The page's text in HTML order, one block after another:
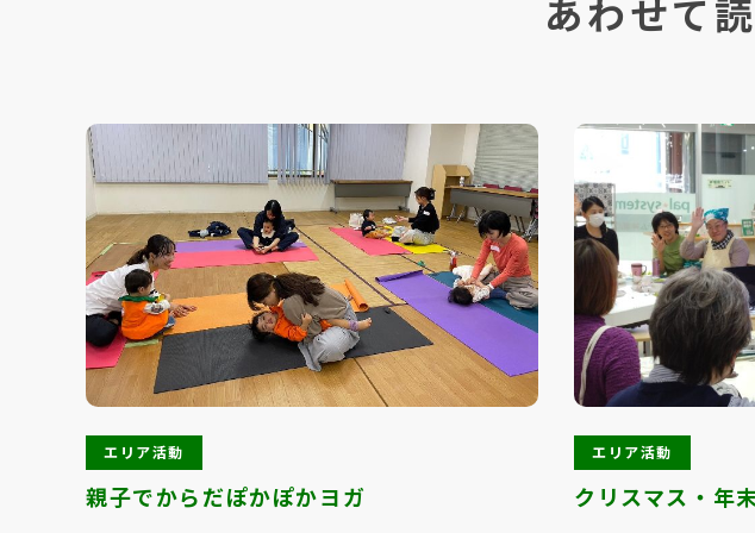
あわせて
エリア活動
親子でからだぽかぽかヨガ
エリア活動
クリスマス・年